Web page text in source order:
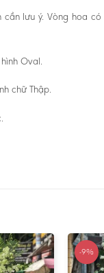
lưu ý. Vòng hoa
Oval.
chữ Thập.
-9%